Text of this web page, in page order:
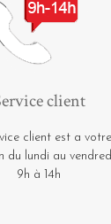
client
client est a votre
du lundi au
9h à 14h